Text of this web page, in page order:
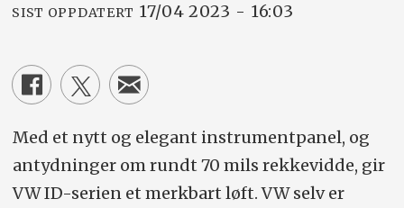
SIST OPPDATERT 17/04 2023 - 16:03
Med et nytt og elegant instrumentpanel, og
antydninger om rundt 70 mils rekkevidde, gir
VW ID-serien et merkbart løft. VW selv er